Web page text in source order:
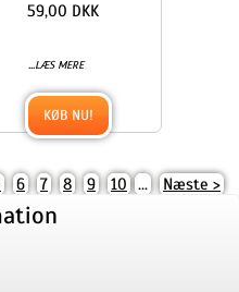
...LÆS MERE
59,00 DKK
KØB NU!
6 7 8 9 10 ... Næste >